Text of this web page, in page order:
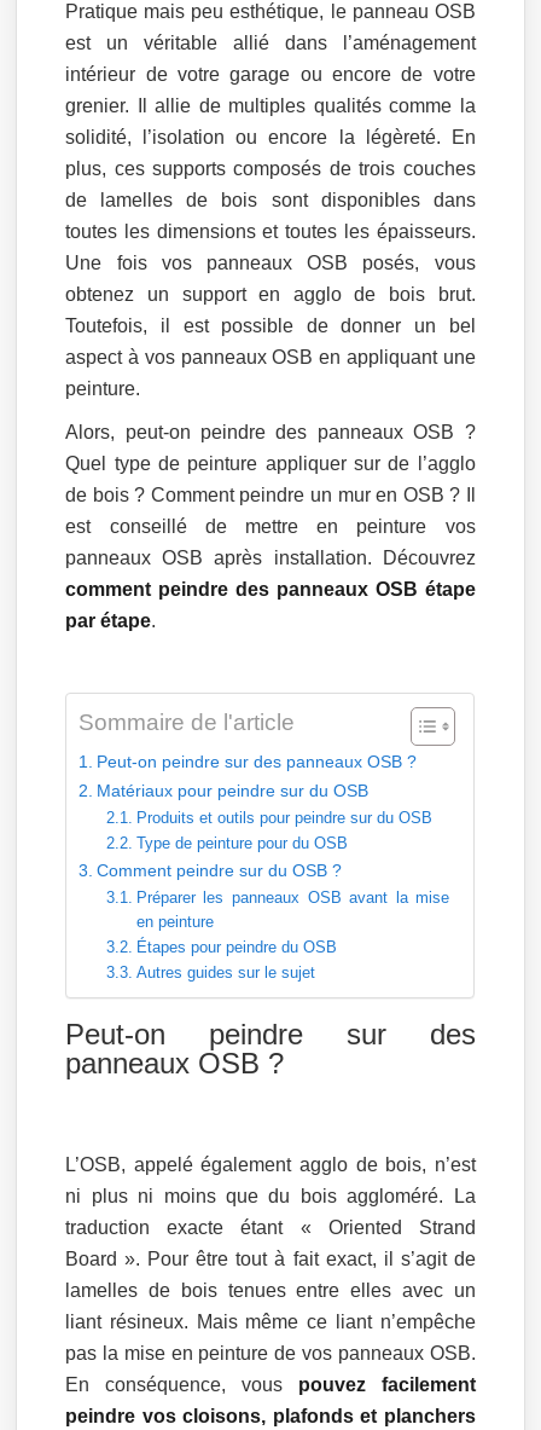
Pratique mais peu esthétique, le panneau OSB
est un véritable allié dans l’aménagement
intérieur de votre garage ou encore de votre
grenier. Il allie de multiples qualités comme la
solidité, l’isolation ou encore la légèreté. En
plus, ces supports composés de trois couches
de lamelles de bois sont disponibles dans
toutes les dimensions et toutes les épaisseurs.
Une fois vos panneaux OSB posés, vous
obtenez un support en agglo de bois brut.
Toutefois, il est possible de donner un bel
aspect à vos panneaux OSB en appliquant une
peinture.
Alors, peut-on peindre des panneaux OSB ?
Quel type de peinture appliquer sur de l’agglo
de bois ? Comment peindre un mur en OSB ? Il
est conseillé de mettre en peinture vos
panneaux OSB après installation. Découvrez
comment peindre des panneaux OSB étape
par étape.
Sommaire de l'article
Peut-on peindre sur des panneaux OSB ?
Matériaux pour peindre sur du OSB
Produits et outils pour peindre sur du OSB
Type de peinture pour du OSB
Comment peindre sur du OSB ?
Préparer les panneaux OSB avant la mise
en peinture
Étapes pour peindre du OSB
Autres guides sur le sujet
Peut-on peindre sur des
panneaux OSB ?
L’OSB, appelé également agglo de bois, n’est
ni plus ni moins que du bois aggloméré. La
traduction exacte étant « Oriented Strand
Board ». Pour être tout à fait exact, il s’agit de
lamelles de bois tenues entre elles avec un
liant résineux. Mais même ce liant n’empêche
pas la mise en peinture de vos panneaux OSB.
En conséquence, vous pouvez facilement
peindre vos cloisons, plafonds et planchers